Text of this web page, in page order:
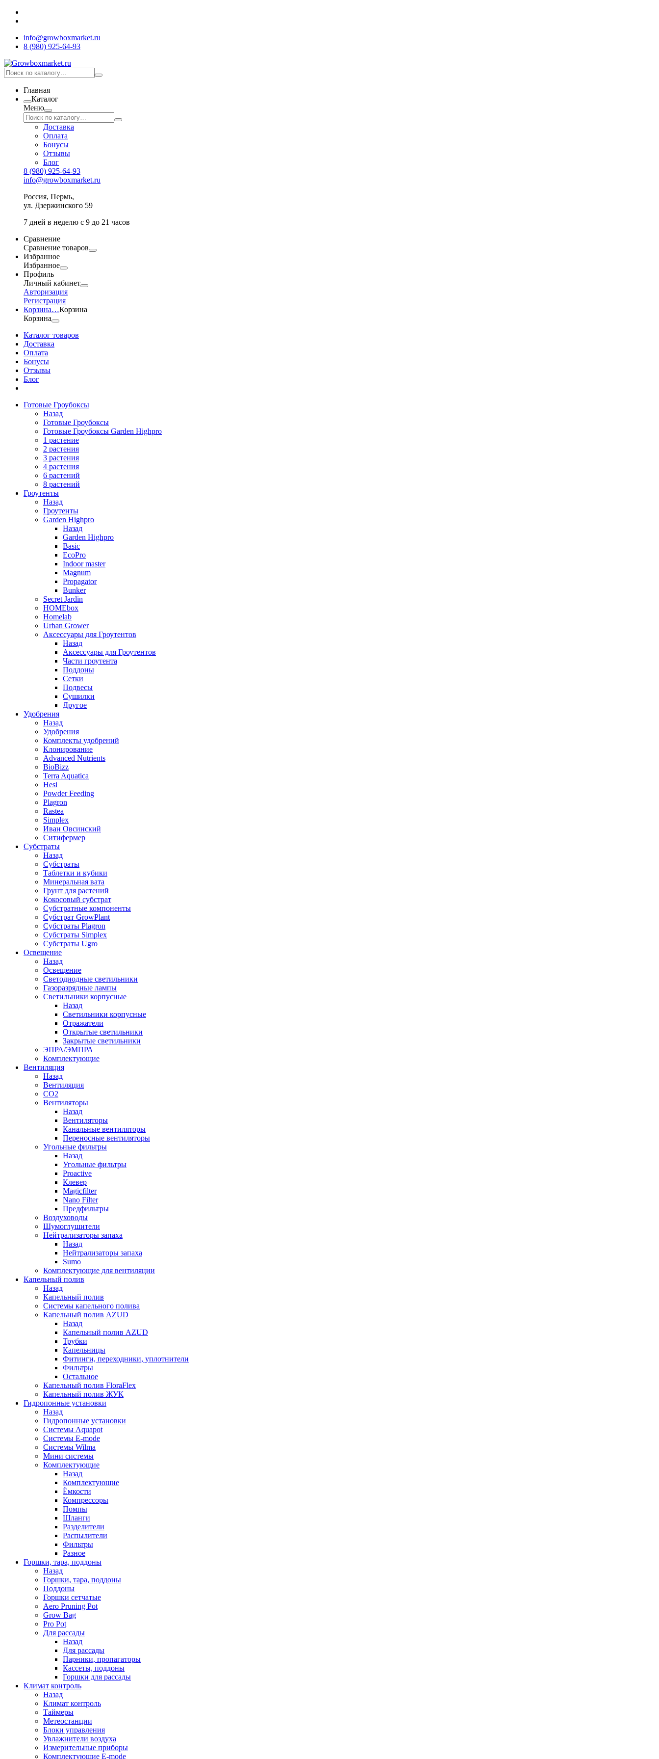
info@growboxmarket.ru
8 (980) 925-64-93
Главная
Каталог
Меню
Доставка
Оплата
Бонусы
Отзывы
Блог
8 (980) 925-64-93
info@growboxmarket.ru
Россия, Пермь,
ул. Дзержинского 59
7 дней в неделю с 9 до 21 часов
Сравнение
Сравнение товаров
Избранное
Избранное
Профиль
Личный кабинет
Авторизация
Регистрация
Корзина…Корзина
Корзина
Каталог товаров
Доставка
Оплата
Бонусы
Отзывы
Блог
Готовые Гроубоксы
Назад
Готовые Гроубоксы
Готовые Гроубоксы Garden Highpro
1 растение
2 растения
3 растения
4 растения
6 растений
8 растений
Гроутенты
Назад
Гроутенты
Garden Highpro
Назад
Garden Highpro
Basic
EcoPro
Indoor master
Magnum
Propagator
Bunker
Secret Jardin
HOMEbox
Homelab
Urban Grower
Аксессуары для Гроутентов
Назад
Аксессуары для Гроутентов
Части гроутента
Поддоны
Сетки
Подвесы
Сушилки
Другое
Удобрения
Назад
Удобрения
Комплекты удобрений
Клонирование
Advanced Nutrients
BioBizz
Terra Aquatica
Hesi
Powder Feeding
Plagron
Rastea
Simplex
Иван Овсинский
Ситифермер
Субстраты
Назад
Субстраты
Таблетки и кубики
Минеральная вата
Грунт для растений
Кокосовый субстрат
Субстратные компоненты
Субстрат GrowPlant
Субстраты Plagron
Субстраты Simplex
Субстраты Ugro
Освещение
Назад
Освещение
Светодиодные светильники
Газоразрядные лампы
Светильники корпусные
Назад
Светильники корпусные
Отражатели
Открытые светильники
Закрытые светильники
ЭПРА/ЭМПРА
Комплектующие
Вентиляция
Назад
Вентиляция
СО2
Вентиляторы
Назад
Вентиляторы
Канальные вентиляторы
Переносные вентиляторы
Угольные фильтры
Назад
Угольные фильтры
Proactive
Клевер
Magicfilter
Nano Filter
Предфильтры
Воздуховоды
Шумоглушители
Нейтрализаторы запаха
Назад
Нейтрализаторы запаха
Sumo
Комплектующие для вентиляции
Капельный полив
Назад
Капельный полив
Системы капельного полива
Капельный полив AZUD
Назад
Капельный полив AZUD
Трубки
Капельницы
Фитинги, переходники, уплотнители
Фильтры
Остальное
Капельный полив FloraFlex
Капельный полив ЖУК
Гидропонные установки
Назад
Гидропонные установки
Системы Aquapot
Системы E-mode
Системы Wilma
Мини системы
Комплектующие
Назад
Комплектующие
Ёмкости
Компрессоры
Помпы
Шланги
Разделители
Распылители
Фильтры
Разное
Горшки, тара, поддоны
Назад
Горшки, тара, поддоны
Поддоны
Горшки сетчатые
Aero Pruning Pot
Grow Bag
Pro Pot
Для рассады
Назад
Для рассады
Парники, пропагаторы
Кассеты, поддоны
Горшки для рассады
Климат контроль
Назад
Климат контроль
Таймеры
Метеостанции
Блоки управления
Увлажнители воздуха
Измерительные приборы
Комплектующие E-mode